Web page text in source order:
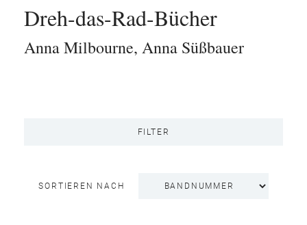
Dreh-das-Rad-Bücher
Anna Milbourne, Anna Süßbauer
FILTER
SORTIEREN NACH